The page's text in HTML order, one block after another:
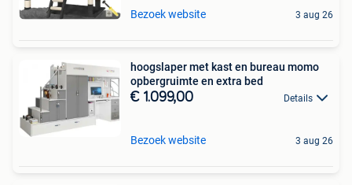
Bezoek website 3 aug 26
hoogslaper met kast en bureau momo
opbergruimte en extra bed
€ 1.099,00 Details
Bezoek website 3 aug 26